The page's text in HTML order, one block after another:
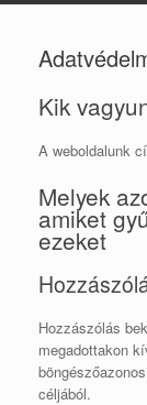
Kik
A weboldalunk
Melyek
amiket
ezeket
Hozzászólás
megadottakon
céljából.